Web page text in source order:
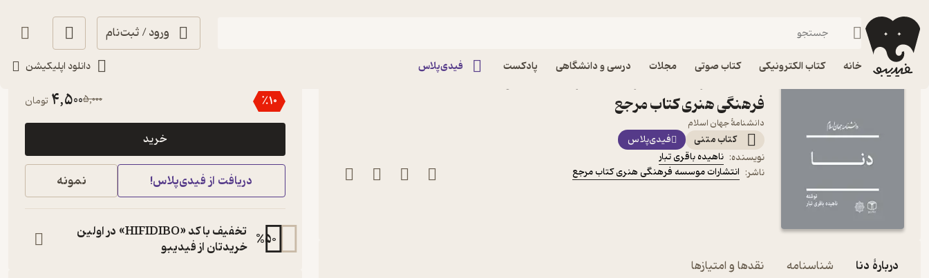
ورود / ثبت‌نام
خانه کتاب الکترونیکی کتاب صوتی مجلات درسی و دانشگاهی پادکست فیدی‌پلاس دانلود اپلیکیشن
فیدیبو کتاب الکترونیکی
فرهنگی هنری کتاب مرجع
دانشنامۀ جهان اسلام
کتاب متنی
فیدی‌پلاس
نویسنده: ناهیده باقری تبار
ناشر: انتشارات موسسه فرهنگی هنری کتاب مرجع
دربارۀ دنا شناسنامه نقدها و امتیازها
٪10
5,000
4,500 تومان
خرید
دریافت از فیدی‌پلاس! نمونه
%50
تخفیف با کد «HIFIDIBO» در اولین
خریدتان از فیدیبو